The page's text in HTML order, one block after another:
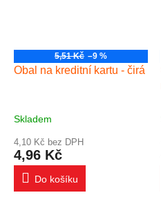
5,51 Kč –9 %
Obal na kreditní kartu - čirá
Skladem
4,10 Kč bez DPH
4,96 Kč
Do košíku